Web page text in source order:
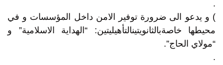
.
) و يدعو الى ضرورة توفير الامن داخل المؤسسات و في
محيطها خاصةبالثانويتينالتأهيليتين: “الهداية الاسلامية” و
“مولاي الحاج”.
.